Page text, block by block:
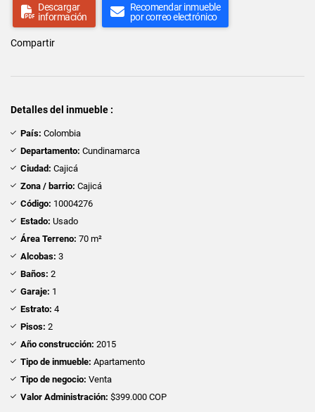
Descargar
información
Recomendar inmueble
por correo electrónico
Compartir
Detalles del inmueble :
País: Colombia
Departamento: Cundinamarca
Ciudad: Cajicá
Zona / barrio: Cajicá
Código: 10004276
Estado: Usado
Área Terreno: 70 m²
Alcobas: 3
Baños: 2
Garaje: 1
Estrato: 4
Pisos: 2
Año construcción: 2015
Tipo de inmueble: Apartamento
Tipo de negocio: Venta
Valor Administración: $399.000 COP